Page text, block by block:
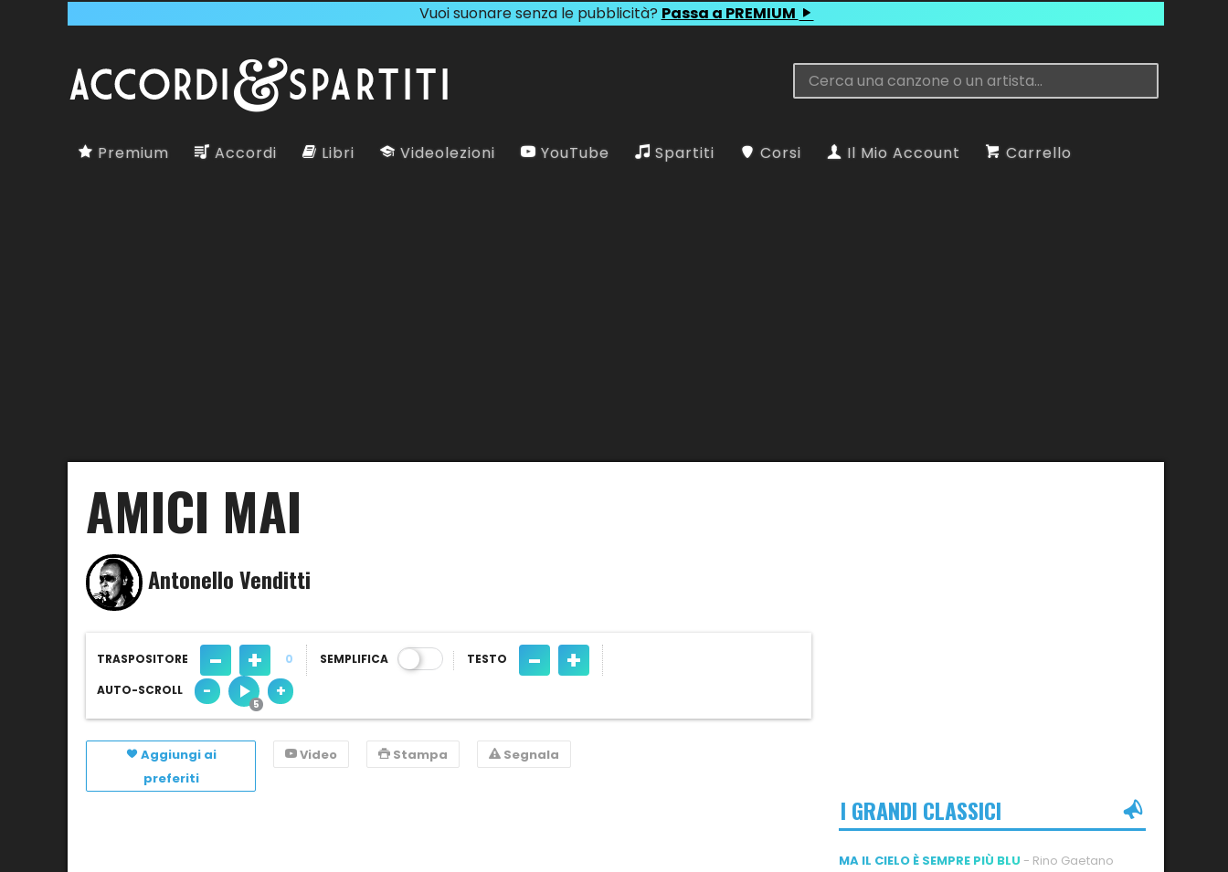
Vuoi suonare senza le pubblicità? Passa a PREMIUM
Premium Accordi Libri Videolezioni YouTube Spartiti Corsi Il Mio Account Carrello
AMICI MAI
Antonello Venditti
TRASPOSITORE - + 0 SEMPLIFICA TESTO - +
AUTO-SCROLL - +
Aggiungi ai
preferiti
Video Stampa Segnala
I GRANDI CLASSICI
MA IL CIELO È SEMPRE PIÙ BLU - Rino Gaetano